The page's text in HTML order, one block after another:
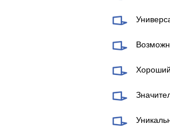
Хороший